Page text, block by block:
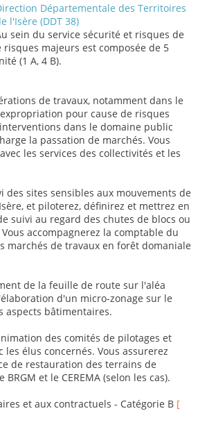
Départementale des Territoires
l'Isère (DDT 38)
sein du service sécurité et risques de
risques majeurs est composée de 5
(1 A, 4 B).
de travaux, notamment dans le
pour cause de risques
dans le domaine public
la passation de marchés. Vous
les services des collectivités et les
des sites sensibles aux mouvements de
et piloterez, définirez et mettrez en
suivi au regard des chutes de blocs ou
accompagnerez la comptable du
marchés de travaux en forêt domaniale
de la feuille de route sur l'aléa
d'un micro-zonage sur le
aspects bâtimentaires.
des comités de pilotages et
élus concernés. Vous assurerez
de restauration des terrains de
BRGM et le CEREMA (selon les cas).
et aux contractuels - Catégorie B [